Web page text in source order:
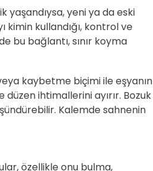
yaşandıysa, yeni ya da eski
kimin kullandığı, kontrol ve
bu bağlantı, sınır koyma
kaybetme biçimi ile eşyanın
düzen ihtimallerini ayırır. Bozuk
Kalemde sahnenin
özellikle onu bulma,